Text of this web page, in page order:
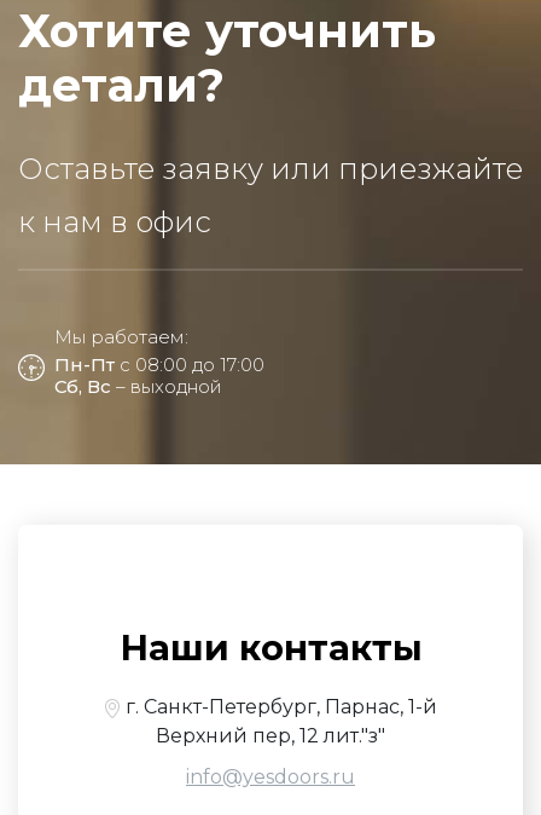
Хотите уточнить
детали?
Оставьте заявку или приезжайте
к нам в офис
Мы работаем:
Пн-Пт с 08:00 до 17:00
Сб, Вс – выходной
Наши контакты
г. Санкт-Петербург, Парнас, 1-й
Верхний пер, 12 лит."з"
info@yesdoors.ru